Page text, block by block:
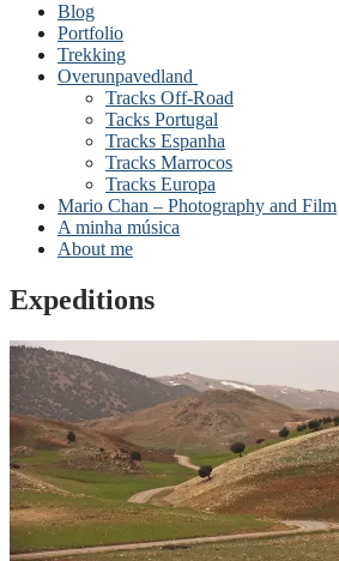
Blog
Portfolio
Trekking
Overunpavedland
Tracks Off-Road
Tacks Portugal
Tracks Espanha
Tracks Marrocos
Tracks Europa
Mario Chan – Photography and Film
A minha música
About me
Expeditions